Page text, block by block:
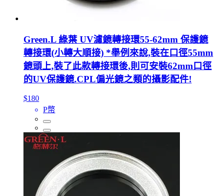
Green.L 綠葉 UV濾鏡轉接環55-62mm 保護鏡
轉接環(小轉大順接) *舉例來說,裝在口徑55mm
鏡頭上,裝了此款轉接環後,則可安裝62mm口徑
的UV保護鏡.CPL偏光鏡之類的攝影配件!
$180
P幣